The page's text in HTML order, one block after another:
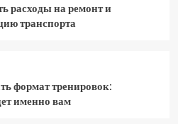
расходы на ремонт и
транспорта
формат тренировок:
именно вам